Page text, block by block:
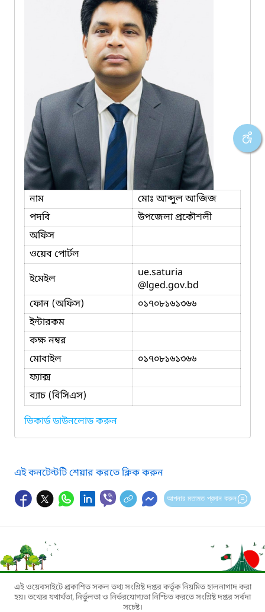
নাম
মোঃ আব্দুল আজিজ
পদবি
উপজেলা প্রকৌশলী
অফিস
ওয়েব পোর্টল
ইমেইল
ue.saturia
@lged.gov.bd
ফোন (অফিস)
০১৭০৮১৬১৩৬৬
ইন্টারকম
কক্ষ নম্বর
মোবাইল
০১৭০৮১৬১৩৬৬
ফ্যাক্স
ব্যাচ (বিসিএস)
ভিকার্ড ডাউনলোড করুন
এই কনটেন্টটি শেয়ার করতে ক্লিক করুন
আপনার মতামত প্রদান করুন
এই ওয়েবসাইটে প্রকাশিত সকল তথ্য সংশ্লিষ্ট দপ্তর কর্তৃক নিয়মিত হালনাগাদ করা
হয়। তথ্যের যথার্থতা, নির্ভুলতা ও নির্ভরযোগ্যতা নিশ্চিত করতে সংশ্লিষ্ট দপ্তর সর্বদা
সচেষ্ট।